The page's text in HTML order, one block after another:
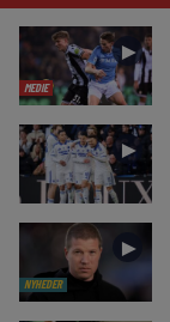
MEDIE
►
►
NYHEDER
►